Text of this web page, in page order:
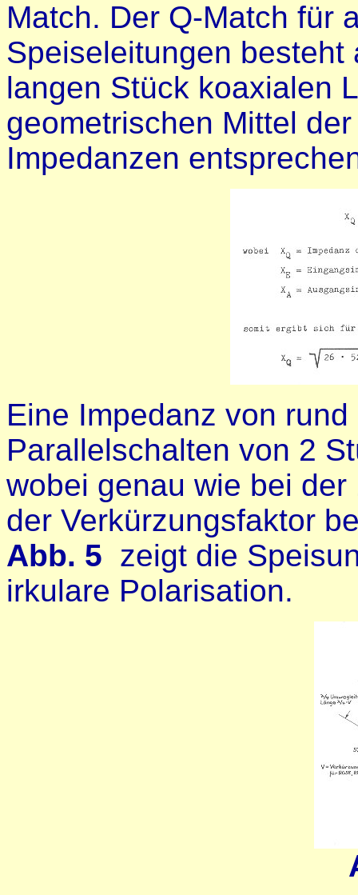
Match. Der Q-Match für
Speiseleitungen
langen Stück koaxialen
geometrischen Mittel
Impedanzen
Eine Impedanz von
Parallelschalten von 2
wobei genau wie bei
der Verkürzungsfaktor
Abb. 5 zeigt die
irkulare Polarisation.